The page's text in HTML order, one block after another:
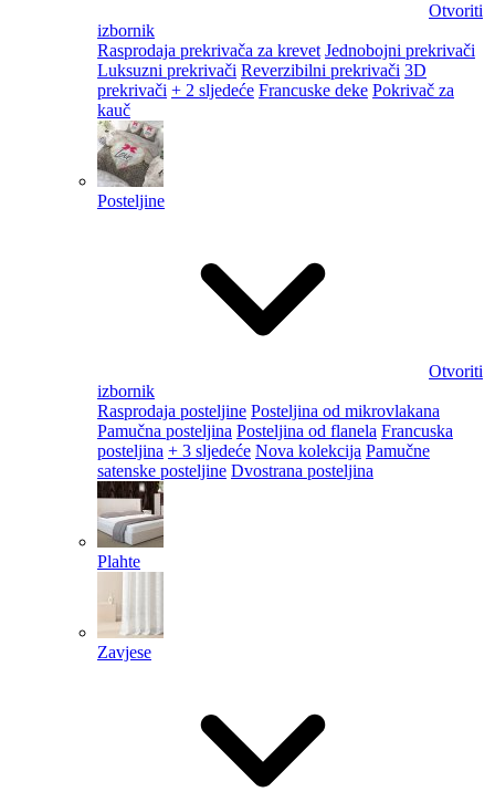
Otvoriti
izbornik
Rasprodaja prekrivača za krevet Jednobojni prekrivači
Luksuzni prekrivači Reverzibilni prekrivači 3D
prekrivači + 2 sljedeće Francuske deke Pokrivač za
kauč
Posteljine
Otvoriti
izbornik
Rasprodaja posteljine Posteljina od mikrovlakana
Pamučna posteljina Posteljina od flanela Francuska
posteljina + 3 sljedeće Nova kolekcija Pamučne
satenske posteljine Dvostrana posteljina
Plahte
Zavjese